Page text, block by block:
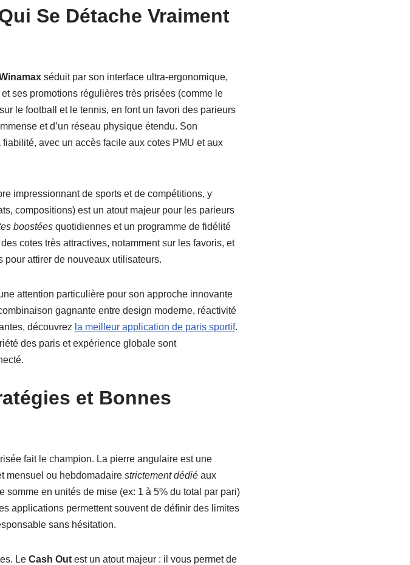
Se Détache Vraiment
séduit par son interface ultra-ergonomique,
ses promotions régulières très prisées (comme le
le football et le tennis, en font un favori des parieurs
et d’un réseau physique étendu. Son
avec un accès facile aux cotes PMU et aux
impressionnant de sports et de compétitions, y
compositions) est un atout majeur pour les parieurs
boostéesquotidiennes et un programme de fidélité
cotes très attractives, notamment sur les favoris, et
pour attirer de nouveaux utilisateurs.
attention particulière pour son approche innovante
gagnante entre design moderne, réactivité
découvrez la meilleur application de paris sportif.
des paris et expérience globale sont
et Bonnes
fait le champion. La pierre angulaire est une
mensuel ou hebdomadaire strictement dédiéaux
en unités de mise (ex: 1 à 5% du total par pari)
applications permettent souvent de définir des limites
sans hésitation.
Le Cash Outest un atout majeur : il vous permet de